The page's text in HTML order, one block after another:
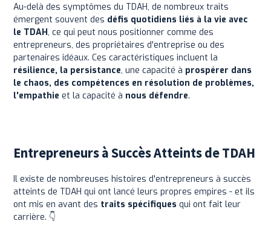
Au-delà des symptômes du TDAH, de nombreux traits
émergent souvent des défis quotidiens liés à la vie avec
le TDAH, ce qui peut nous positionner comme des
entrepreneurs, des propriétaires d'entreprise ou des
partenaires idéaux. Ces caractéristiques incluent la
résilience, la persistance, une capacité à prospérer dans
le chaos, des compétences en résolution de problèmes,
l'empathie et la capacité à nous défendre.
Entrepreneurs à Succès Atteints de TDAH
Il existe de nombreuses histoires d'entrepreneurs à succès
atteints de TDAH qui ont lancé leurs propres empires - et ils
ont mis en avant des traits spécifiquesqui ont fait leur
carrière. 👇